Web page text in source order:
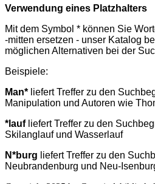
Verwendung eines Platzhalters
Mit dem Symbol * können Sie
-mitten ersetzen - unser Katalog
möglichen Alternativen bei der
Beispiele:
Man* liefert Treffer zu den
Manipulation und Autoren wie
*lauf liefert Treffer zu den
Skilanglauf und Wasserlauf
N*burg liefert Treffer zu den
Neubrandenburg und Neu-